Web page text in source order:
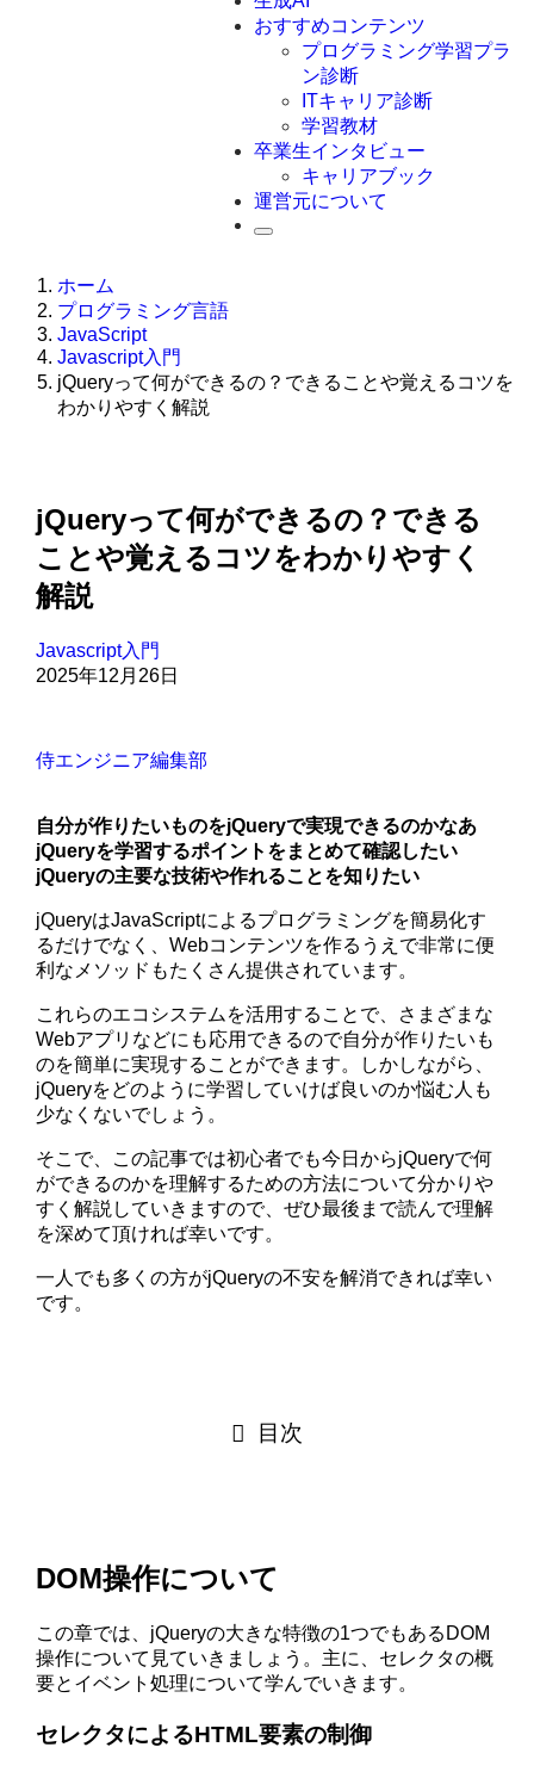
Swift
Ruby
おすすめコンテンツ
プログラミング学習プラ
ン診断
ITキャリア診断
学習教材
卒業生インタビュー
キャリアブック
運営元について
ホーム
プログラミング言語
JavaScript
Javascript入門
jQueryって何ができるの？できることや覚えるコツを
わかりやすく解説
jQueryって何ができるの？できる
ことや覚えるコツをわかりやすく
解説
Javascript入門
2025年12月26日
侍エンジニア編集部
自分が作りたいものをjQueryで実現できるのかなあ
jQueryを学習するポイントをまとめて確認したい
jQueryの主要な技術や作れることを知りたい
jQueryはJavaScriptによるプログラミングを簡易化す
るだけでなく、Webコンテンツを作るうえで非常に便
利なメソッドもたくさん提供されています。
これらのエコシステムを活用することで、さまざまな
Webアプリなどにも応用できるので自分が作りたいも
のを簡単に実現することができます。しかしながら、
jQueryをどのように学習していけば良いのか悩む人も
少なくないでしょう。
そこで、この記事では初心者でも今日からjQueryで何
ができるのかを理解するための方法について分かりや
すく解説していきますので、ぜひ最後まで読んで理解
を深めて頂ければ幸いです。
一人でも多くの方がjQueryの不安を解消できれば幸い
です。
目次
DOM操作について
この章では、jQueryの大きな特徴の1つでもあるDOM
操作について見ていきましょう。主に、セレクタの概
要とイベント処理について学んでいきます。
セレクタによるHTML要素の制御